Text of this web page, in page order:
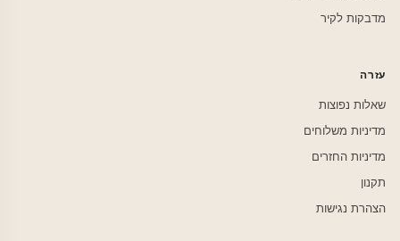
מדבקות לקיר
עזרה
שאלות נפוצות
מדיניות משלוחים
מדיניות החזרים
תקנון
הצהרת נגישות